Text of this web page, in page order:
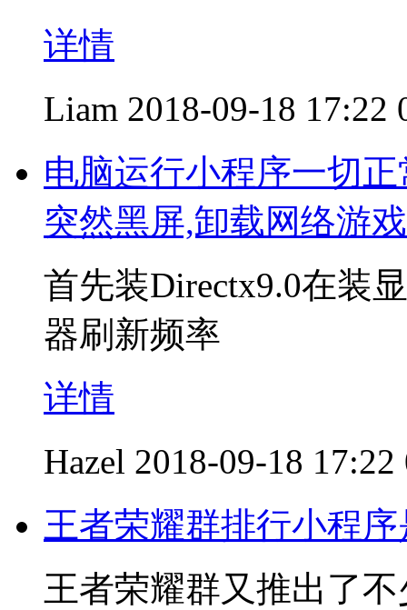
详情
Liam 2018-09-18 17:22
电脑运行小程序一切
突然黑屏,卸载网络游
首先装Directx9.0在装
器刷新频率
详情
Hazel 2018-09-18 17:22
王者荣耀群排行小程
王者荣耀群又推出了